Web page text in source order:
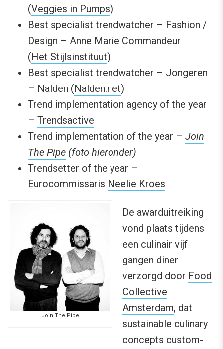
(Veggies in Pumps)
Best specialist trendwatcher – Fashion /
Design – Anne Marie Commandeur
(Het Stijlsinstituut)
Best specialist trendwatcher – Jongeren
– Nalden (Nalden.net)
Trend implementation agency of the year
– Trendsactive
Trend implementation of the year – Join
The Pipe (foto hieronder)
Trendsetter of the year –
Eurocommissaris Neelie Kroes
Join The Pipe
De awarduitreiking
vond plaats tijdens
een culinair vijf
gangen diner
verzorgd door Food
Collective
Amsterdam, dat
sustainable culinary
concepts custom-